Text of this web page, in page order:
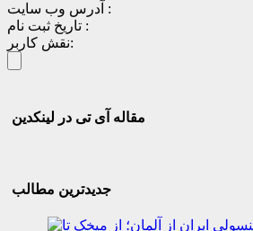
آدرس وب سایت :
تاریخ ثبت نام :
نقش کاربر:
مقاله آی تی در لینکدین
جدیدترین مطالب